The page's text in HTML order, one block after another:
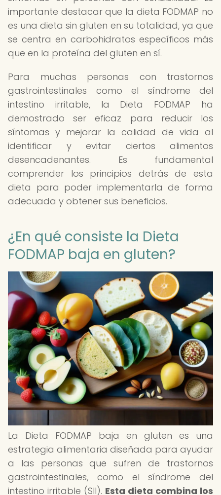
importante destacar que la dieta FODMAP no
es una dieta sin gluten en su totalidad, ya que
se centra en carbohidratos específicos más
que en la proteína del gluten en sí.
Para muchas personas con trastornos
gastrointestinales como el síndrome del
intestino irritable, la Dieta FODMAP ha
demostrado ser eficaz para reducir los
síntomas y mejorar la calidad de vida al
identificar y evitar ciertos alimentos
desencadenantes. Es fundamental
comprender los principios detrás de esta
dieta para poder implementarla de forma
adecuada y obtener sus beneficios.
¿En qué consiste la Dieta
FODMAP baja en gluten?
La Dieta FODMAP baja en gluten es una
estrategia alimentaria diseñada para ayudar
a las personas que sufren de trastornos
gastrointestinales, como el síndrome del
intestino irritable (SII). Esta dieta combina los